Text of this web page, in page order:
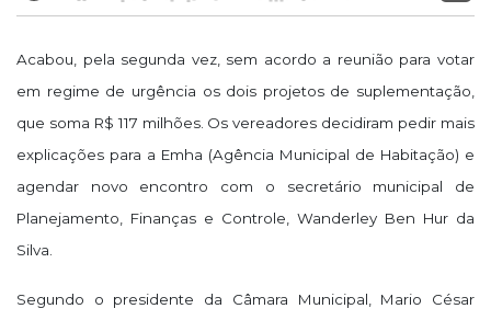
Acabou, pela segunda vez, sem acordo a reunião para votar
em regime de urgência os dois projetos de suplementação,
que soma R$ 117 milhões. Os vereadores decidiram pedir mais
explicações para a Emha (Agência Municipal de Habitação) e
agendar novo encontro com o secretário municipal de
Planejamento, Finanças e Controle, Wanderley Ben Hur da
Silva.
Segundo o presidente da Câmara Municipal, Mario César